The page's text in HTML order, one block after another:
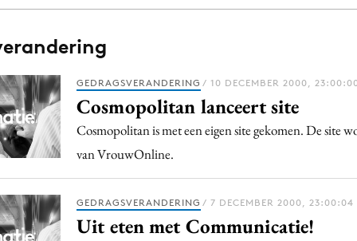
app
PR
GEDRAGSVERANDERING / 10 DECEMBER 2000,
Cosmopolitan lanceert site
Cosmopolitan is met een eigen site gekomen. De site
van VrouwOnline.
GEDRAGSVERANDERING / 7 DECEMBER 2000, 23:00:04
Uit eten met Communicatie!